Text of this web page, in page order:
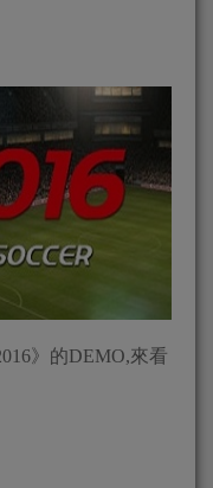
》的DEMO,來看